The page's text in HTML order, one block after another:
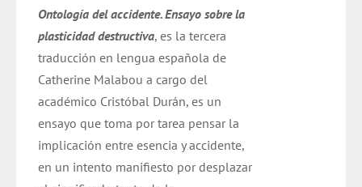
era:
$ 14.000.
es:
$ 9.800.
Ontología del accidente. Ensayo sobre la
plasticidad destructiva, es la tercera
traducción en lengua española de
Catherine Malabou a cargo del
académico Cristóbal Durán, es un
ensayo que toma por tarea pensar la
implicación entre esencia y accidente,
en un intento manifiesto por desplazar